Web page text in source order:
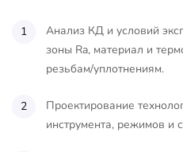
Анализ КД и условий
зоны Ra, материал и
резьбам/уплотнениям.
Проектирование
инструмента, режимов и